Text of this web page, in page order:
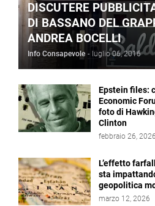
DISCUTERE
DI BASSANO DEL
ANDREA BOCELLI
Info Consapevole - luglio 06, 2016
Epstein files:
Economic
foto di
Clinton
febbraio 26, 2026
L’effetto
sta
geopolitica
marzo 12, 2026